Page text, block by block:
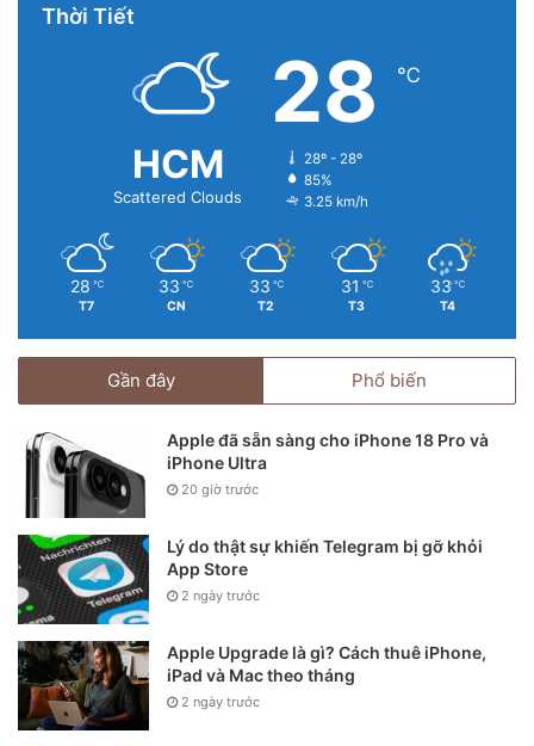
Thời Tiết
HCM
Scattered Clouds
28 ℃
28º - 28º
85%
3.25 km/h
28 ℃
T7
33 ℃
CN
33 ℃
T2
31 ℃
T3
33 ℃
T4
Gần đây Phổ biến
Apple đã sẵn sàng cho iPhone 18 Pro và
iPhone Ultra
20 giờ trước
Lý do thật sự khiến Telegram bị gỡ khỏi
App Store
2 ngày trước
Apple Upgrade là gì? Cách thuê iPhone,
iPad và Mac theo tháng
2 ngày trước